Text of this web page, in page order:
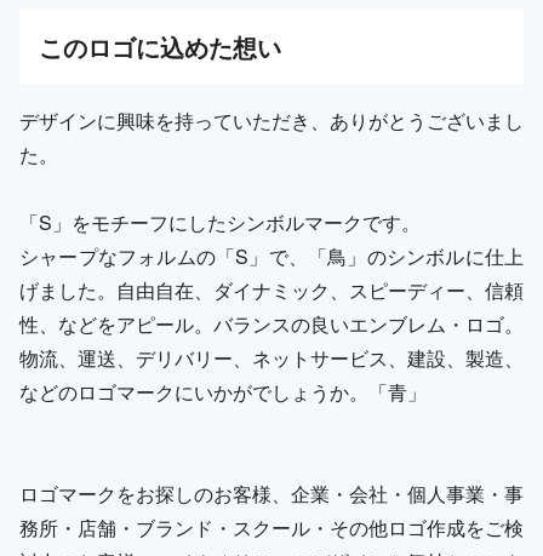
このロゴに込めた想い
デザインに興味を持っていただき、ありがとうございまし
た。
「S」をモチーフにしたシンボルマークです。
シャープなフォルムの「S」で、「鳥」のシンボルに仕上
げました。自由自在、ダイナミック、スピーディー、信頼
性、などをアピール。バランスの良いエンブレム・ロゴ。
物流、運送、デリバリー、ネットサービス、建設、製造、
などのロゴマークにいかがでしょうか。「青」
ロゴマークをお探しのお客様、企業・会社・個人事業・事
務所・店舗・ブランド・スクール・その他ロゴ作成をご検